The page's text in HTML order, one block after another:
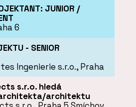
JUNIOR /
6
- SENIOR
Ingenierie s.r.o., Praha
s.r.o. hledá
architektu